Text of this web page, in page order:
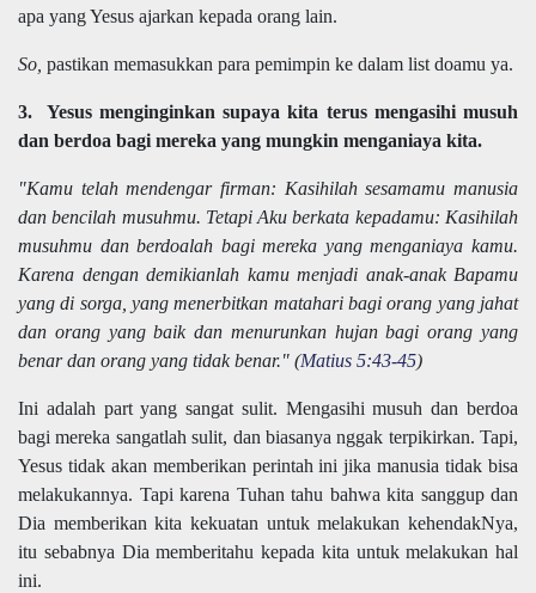
apa yang Yesus ajarkan kepada orang lain.
So, pastikan memasukkan para pemimpin ke dalam list doamu ya.
3. Yesus menginginkan supaya kita terus mengasihi musuh
dan berdoa bagi mereka yang mungkin menganiaya kita.
"Kamu telah mendengar firman: Kasihilah sesamamu manusia
dan bencilah musuhmu. Tetapi Aku berkata kepadamu: Kasihilah
musuhmu dan berdoalah bagi mereka yang menganiaya kamu.
Karena dengan demikianlah kamu menjadi anak-anak Bapamu
yang di sorga, yang menerbitkan matahari bagi orang yang jahat
dan orang yang baik dan menurunkan hujan bagi orang yang
benar dan orang yang tidak benar." (Matius 5:43-45)
Ini adalah part yang sangat sulit. Mengasihi musuh dan berdoa
bagi mereka sangatlah sulit, dan biasanya nggak terpikirkan. Tapi,
Yesus tidak akan memberikan perintah ini jika manusia tidak bisa
melakukannya. Tapi karena Tuhan tahu bahwa kita sanggup dan
Dia memberikan kita kekuatan untuk melakukan kehendakNya,
itu sebabnya Dia memberitahu kepada kita untuk melakukan hal
ini.